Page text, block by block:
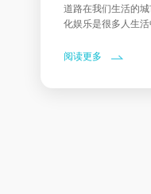
道路在我们生活的
化娱乐是很多人生
的团队协作能力和心
阅读更多